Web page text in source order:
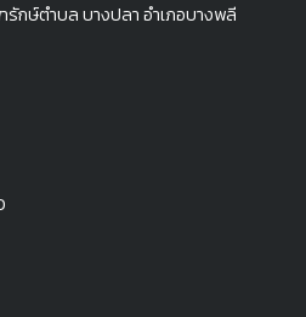
รักษ์ตำบล บางปลา อำเภอบางพลี